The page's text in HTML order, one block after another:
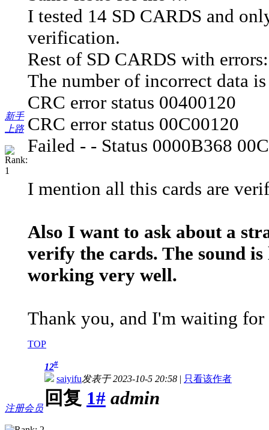
新手
上路
I tested 14 SD CARDS and
verification.
Rest of SD CARDS with errors:
The number of incorrect data
CRC error status 00400120
CRC error status 00C00120
Failed - - Status 0000B368
I mention all this cards are
Also I want to ask about a
verify the cards. The sound
working very well.
Thank you, and I'm waiting for
TOP
注册会员
12#
saiyifu发表于 2023-10-5 20:58 | 只看该作者
回复 1# admin